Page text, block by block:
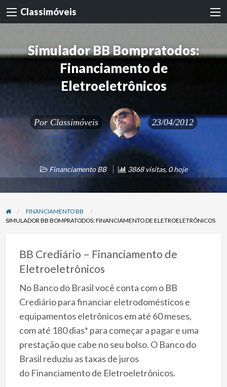
Classimóveis
Simulador BB Bompratodos:
Financiamento de
Eletroeletrônicos
Por Classimóveis 23/04/2012
Financiamento BB 3868 visitas, 0 hoje
FINANCIAMENTO BB
SIMULADOR BB BOMPRATODOS: FINANCIAMENTO DE ELETROELETRÔNICOS
BB Crediário – Financiamento de
Eletroeletrônicos
No Banco do Brasil você conta com o BB
Crediário para financiar eletrodomésticos e
equipamentos eletrônicos em até 60 meses,
com até 180 dias* para começar a pagar e uma
prestação que cabe no seu bolso. O Banco do
Brasil reduziu as taxas de juros
do Financiamento de Eletroeletrônicos.